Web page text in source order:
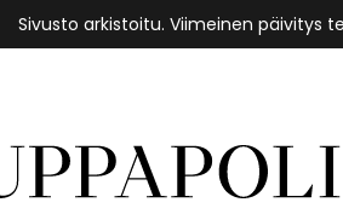
Sivusto arkistoitu. Viimeinen päivitys
Etusivu